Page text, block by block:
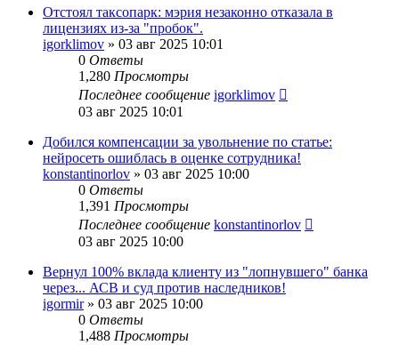
Отстоял таксопарк: мэрия незаконно отказала в
лицензиях из-за "пробок".
igorklimov » 03 авг 2025 10:01
0 Ответы
1,280 Просмотры
Последнее сообщение igorklimov
03 авг 2025 10:01
Добился компенсации за увольнение по статье:
нейросеть ошиблась в оценке сотрудника!
konstantinorlov » 03 авг 2025 10:00
0 Ответы
1,391 Просмотры
Последнее сообщение konstantinorlov
03 авг 2025 10:00
Вернул 100% вклада клиенту из "лопнувшего" банка
через... АСВ и суд против наследников!
igormir» 03 авг 2025 10:00
0 Ответы
1,488 Просмотры